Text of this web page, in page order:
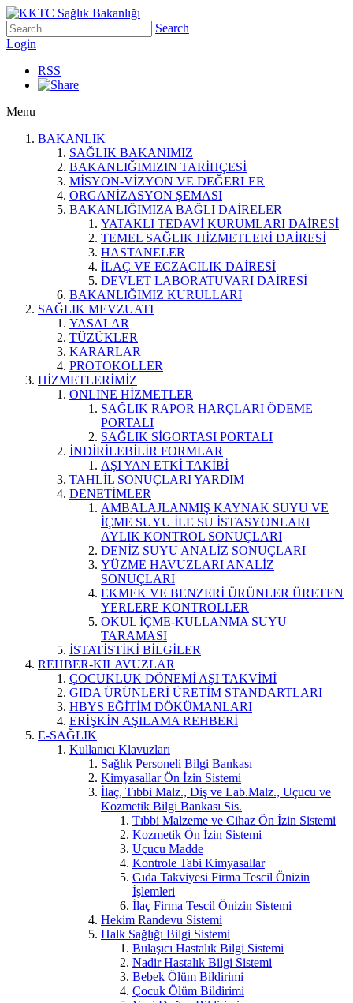
Search
Login
RSS
Menu
BAKANLIK
SAĞLIK BAKANIMIZ
BAKANLIĞIMIZIN TARİHÇESİ
MİSYON-VİZYON VE DEĞERLER
ORGANİZASYON ŞEMASI
BAKANLIĞIMIZA BAĞLI DAİRELER
YATAKLI TEDAVİ KURUMLARI DAİRESİ
TEMEL SAĞLIK HİZMETLERİ DAİRESİ
HASTANELER
İLAÇ VE ECZACILIK DAİRESİ
DEVLET LABORATUVARI DAİRESİ
BAKANLIĞIMIZ KURULLARI
SAĞLIK MEVZUATI
YASALAR
TÜZÜKLER
KARARLAR
PROTOKOLLER
HİZMETLERİMİZ
ONLINE HİZMETLER
SAĞLIK RAPOR HARÇLARI ÖDEME
PORTALI
SAĞLIK SİGORTASI PORTALI
İNDİRİLEBİLİR FORMLAR
AŞI YAN ETKİ TAKİBİ
TAHLİL SONUÇLARI YARDIM
DENETİMLER
AMBALAJLANMIŞ KAYNAK SUYU VE
İÇME SUYU İLE SU İSTASYONLARI
AYLIK KONTROL SONUÇLARI
DENİZ SUYU ANALİZ SONUÇLARI
YÜZME HAVUZLARI ANALİZ
SONUÇLARI
EKMEK VE BENZERİ ÜRÜNLER ÜRETEN
YERLERE KONTROLLER
OKUL İÇME-KULLANMA SUYU
TARAMASI
İSTATİSTİKİ BİLGİLER
REHBER-KILAVUZLAR
ÇOCUKLUK DÖNEMİ AŞI TAKVİMİ
GIDA ÜRÜNLERİ ÜRETİM STANDARTLARI
HBYS EĞİTİM DÖKÜMANLARI
ERİŞKİN AŞILAMA REHBERİ
E-SAĞLIK
Kullanıcı Klavuzları
Sağlık Personeli Bilgi Bankası
Kimyasallar Ön İzin Sistemi
İlaç, Tıbbi Malz., Diş ve Lab.Malz., Uçucu ve
Kozmetik Bilgi Bankası Sis.
Tıbbi Malzeme ve Cihaz Ön İzin Sistemi
Kozmetik Ön İzin Sistemi
Uçucu Madde
Kontrole Tabi Kimyasallar
Gıda Takviyesi Firma Tescil Önizin
İşlemleri
İlaç Firma Tescil Önizin Sistemi
Hekim Randevu Sistemi
Halk Sağlığı Bilgi Sistemi
Bulaşıcı Hastalık Bilgi Sistemi
Nadir Hastalık Bilgi Sistemi
Bebek Ölüm Bildirimi
Çocuk Ölüm Bildirimi